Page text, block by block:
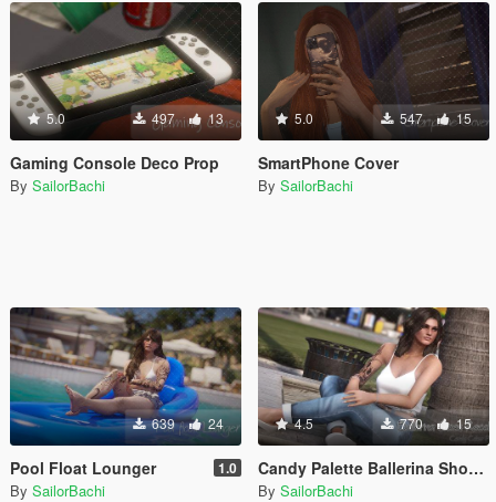
5.0 497 13
Gaming Console Deco Prop
By SailorBachi
5.0 547 15
SmartPhone Cover
By SailorBachi
639 24
Pool Float Lounger 1.0
By SailorBachi
4.5 770 15
Candy Palette Ballerina Shoes (retexture) for MP Female
By SailorBachi